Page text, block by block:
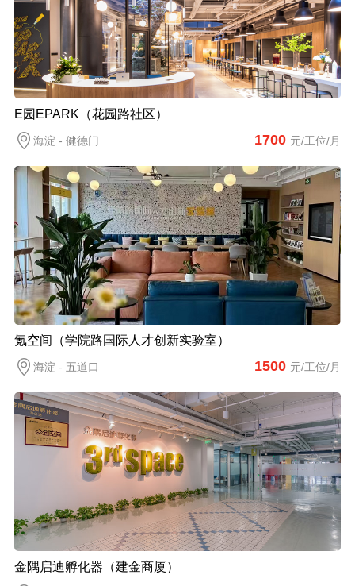
E园EPARK（花园路社区）
海淀 - 健德门 1700 元/工位/月
氪空间（学院路国际人才创新实验室）
海淀 - 五道口 1500 元/工位/月
金隅启迪孵化器（建金商厦）